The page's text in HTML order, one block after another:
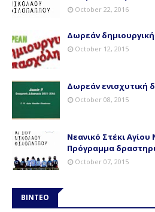
October 22, 2016
Δωρεάν
October 12, 2015
Δωρεάν ενισχυτική
October 08, 2015
Νεανικό Στέκι
Πρόγραμμα
October 07, 2015
ΒΙΝΤΕΟ